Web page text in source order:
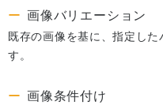
画像バリエーション
既存の画像を基に、指定し
す。
画像条件付け